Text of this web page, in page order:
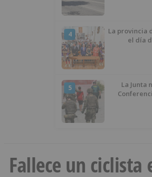
4
La provincia
el día
5
La Junta
Fallece un ciclista